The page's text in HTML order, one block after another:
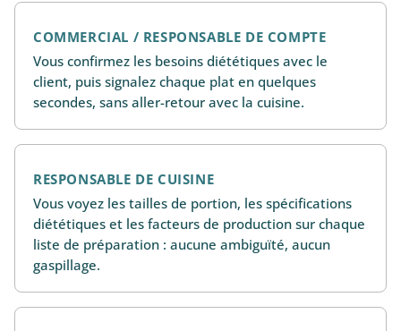
COMMERCIAL / RESPONSABLE DE COMPTE
Vous confirmez les besoins diététiques avec le
client, puis signalez chaque plat en quelques
secondes, sans aller-retour avec la cuisine.
RESPONSABLE DE CUISINE
Vous voyez les tailles de portion, les spécifications
diététiques et les facteurs de production sur chaque
liste de préparation : aucune ambiguïté, aucun
gaspillage.